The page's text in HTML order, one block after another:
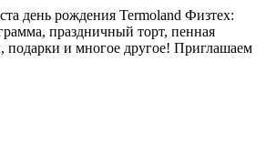
день рождения Termoland Физтех:
праздничный торт, пенная
подарки и многое другое! Приглашаем